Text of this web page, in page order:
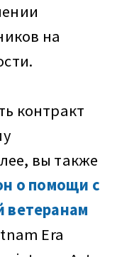
на
контракт
вы также
о помощи с
ветеранам
Era